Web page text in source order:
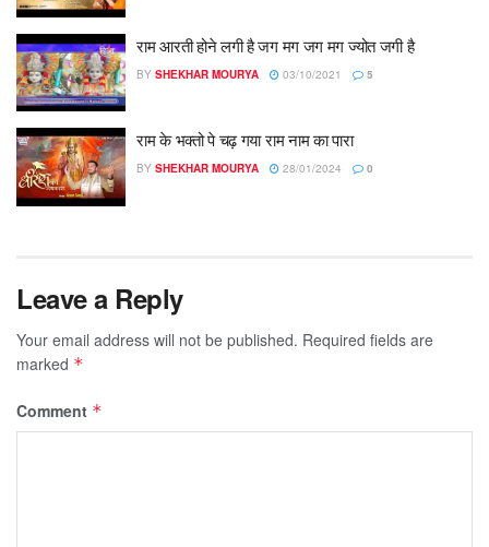
राम आरती होने लगी है जग मग जग मग ज्योत जगी है
BY SHEKHAR MOURYA 03/10/2021 5
राम के भक्तो पे चढ़ गया राम नाम का पारा
BY SHEKHAR MOURYA 28/01/2024 0
Leave a Reply
Your email address will not be published. Required fields are
marked *
Comment *